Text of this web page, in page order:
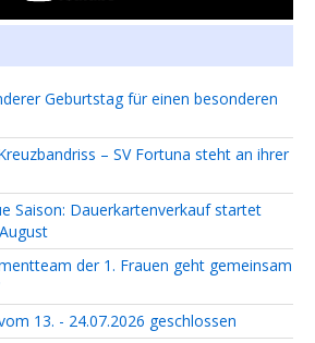
Geburtstag für einen besonderen
– SV Fortuna steht an ihrer
Saison: Dauerkartenverkauf startet
der 1. Frauen geht gemeinsam
13. - 24.07.2026 geschlossen